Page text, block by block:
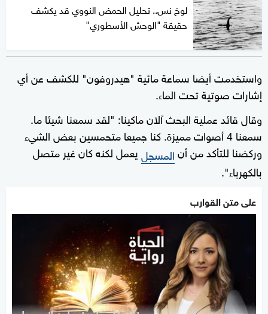
لوخ نس.. تحليل الحمض النووي قد يكشف
حقيقة "الوحش الأسطوري"
واستخدمت أيضا سماعة مائية "هيدروفون" للكشف عن أي
إشارات صوتية تحت الماء.
وقال قائد عملية البحث آلان ماكينا: "لقد سمعنا شيئا ما.
سمعنا 4 أصوات مميزة. كنا جميعا متحمسين بعض الشيء
وركضنا للتأكد من أنالمسجليعمل لكنه كان غير متصل
بالكهرباء".
على متن القوارب